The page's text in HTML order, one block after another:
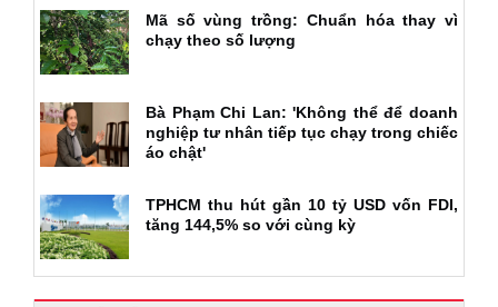
Mã số vùng trồng: Chuẩn hóa thay vì
chạy theo số lượng
Bà Phạm Chi Lan: 'Không thể để doanh
nghiệp tư nhân tiếp tục chạy trong chiếc
áo chật'
TPHCM thu hút gần 10 tỷ USD vốn FDI,
tăng 144,5% so với cùng kỳ